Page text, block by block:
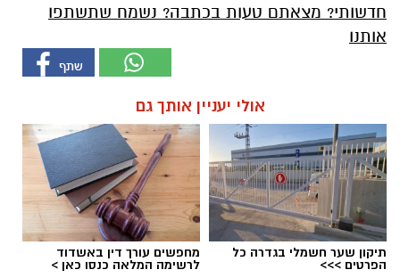
חדשותי? מצאתם טעות בכתבה? נשמח שתשתפו
אותנו
אולי יעניין אותך גם
תיקון שער חשמלי בגדרה כל
הפרטים >>>
מחפשים עורך דין באשדוד
לרשימה המלאה כנסו כאן >